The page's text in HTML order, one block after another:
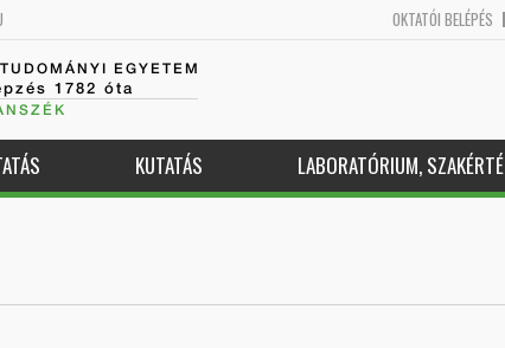
OKTATÓI BELÉPÉS
EGYETEM
1782 óta
KUTATÁS LABORATÓRIUM,